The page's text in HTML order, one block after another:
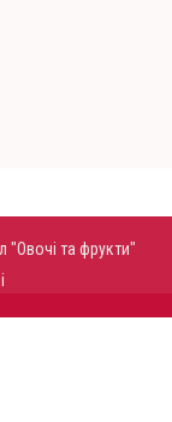
"Овочі та фрукти"